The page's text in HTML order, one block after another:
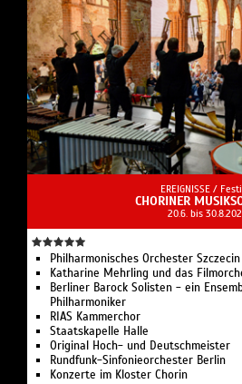
EREIGNISSE /
CHORINER
20.6. bis
Philharmonisches Orchester Szczecin
Katharine Mehrling und das
Berliner Barock Solisten - ein
Philharmoniker
RIAS Kammerchor
Staatskapelle Halle
Original Hoch- und Deutschmeister
Rundfunk-Sinfonieorchester Berlin
Konzerte im Kloster Chorin